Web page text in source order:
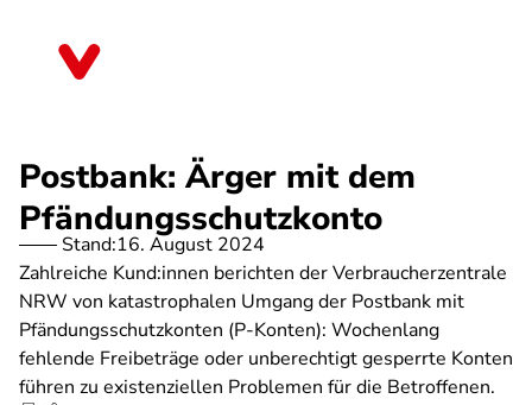
Postbank: Ärger mit dem
Pfändungsschutzkonto
Stand:16. August 2024
Zahlreiche Kund:innen berichten der Verbraucherzentrale
NRW von katastrophalen Umgang der Postbank mit
Pfändungsschutzkonten (P-Konten): Wochenlang
fehlende Freibeträge oder unberechtigt gesperrte Konten
führen zu existenziellen Problemen für die Betroffenen.